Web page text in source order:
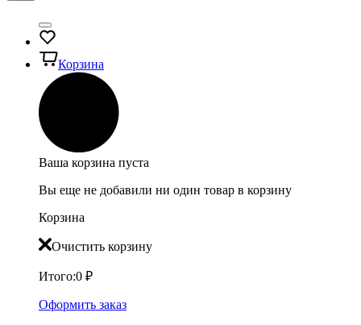
Корзина
Ваша корзина пуста
Вы еще не добавили ни один товар в корзину
Корзина
Очистить корзину
Итого:0 ₽
Оформить заказ